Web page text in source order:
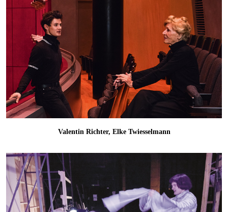
Valentin Richter, Elke Twiesselmann